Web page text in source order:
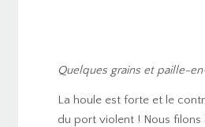
Quelques grains et paille-
La houle est forte et le
du port violent ! Nous filons